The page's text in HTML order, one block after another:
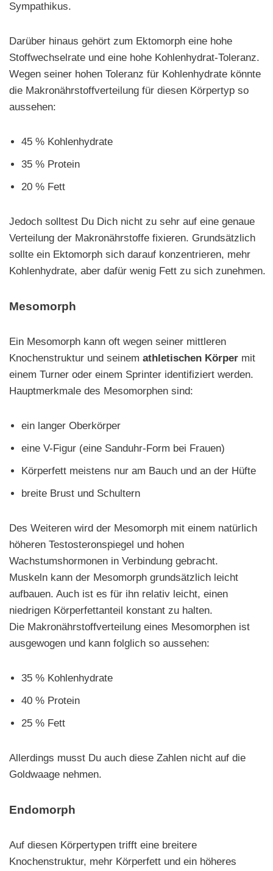
Sympathikus.
Darüber hinaus gehört zum Ektomorph eine hohe
Stoffwechselrate und eine hohe Kohlenhydrat-Toleranz.
Wegen seiner hohen Toleranz für Kohlenhydrate könnte
die Makronährstoffverteilung für diesen Körpertyp so
aussehen:
45 % Kohlenhydrate
35 % Protein
20 % Fett
Jedoch solltest Du Dich nicht zu sehr auf eine genaue
Verteilung der Makronährstoffe fixieren. Grundsätzlich
sollte ein Ektomorph sich darauf konzentrieren, mehr
Kohlenhydrate, aber dafür wenig Fett zu sich zunehmen.
Mesomorph
Ein Mesomorph kann oft wegen seiner mittleren
Knochenstruktur und seinem athletischen Körper mit
einem Turner oder einem Sprinter identifiziert werden.
Hauptmerkmale des Mesomorphen sind:
ein langer Oberkörper
eine V-Figur (eine Sanduhr-Form bei Frauen)
Körperfett meistens nur am Bauch und an der Hüfte
breite Brust und Schultern
Des Weiteren wird der Mesomorph mit einem natürlich
höheren Testosteronspiegel und hohen
Wachstumshormonen in Verbindung gebracht.
Muskeln kann der Mesomorph grundsätzlich leicht
aufbauen. Auch ist es für ihn relativ leicht, einen
niedrigen Körperfettanteil konstant zu halten.
Die Makronährstoffverteilung eines Mesomorphen ist
ausgewogen und kann folglich so aussehen:
35 % Kohlenhydrate
40 % Protein
25 % Fett
Allerdings musst Du auch diese Zahlen nicht auf die
Goldwaage nehmen.
Endomorph
Auf diesen Körpertypen trifft eine breitere
Knochenstruktur, mehr Körperfett und ein höheres